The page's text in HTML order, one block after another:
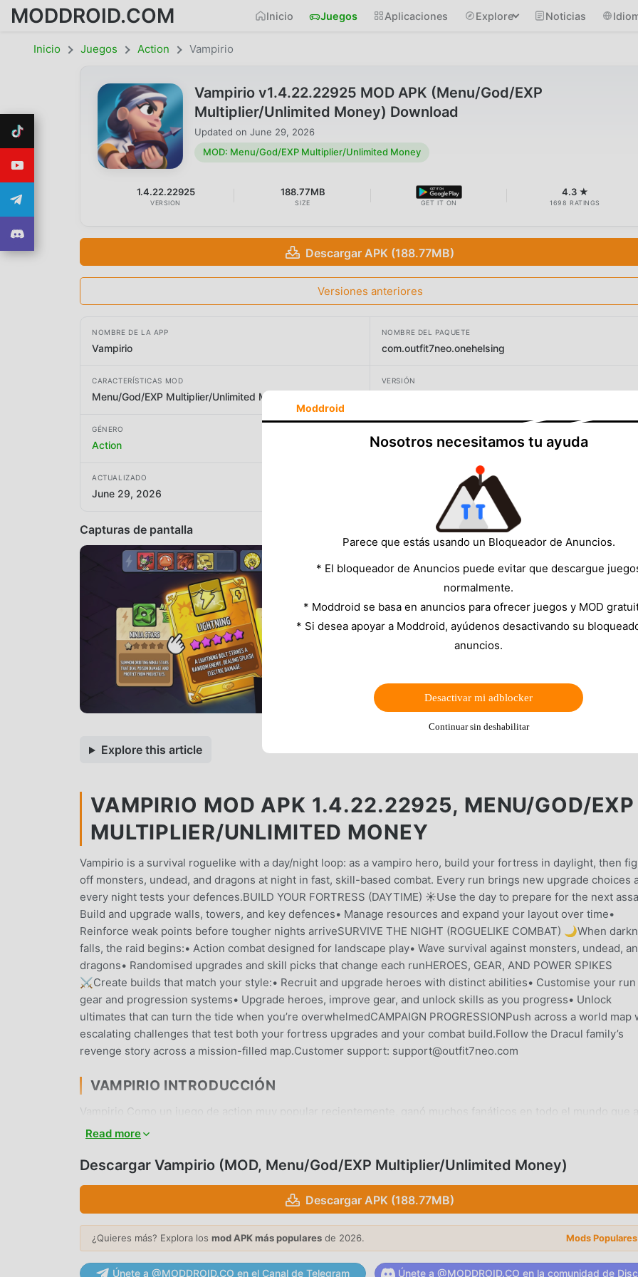
MODDROID.COM Inicio Juegos Aplicaciones Explore Noticias
Inicio Juegos Action Vampirio
Vampirio v1.4.22.22925 MOD APK (Menu/God/EXP
Multiplier/Unlimited Money) Download
Updated on June 29, 2026
MOD: Menu/God/EXP Multiplier/Unlimited Money
1.4.22.22925
VERSION
188.77MB
SIZE GET IT ON
4.3 ★
1698 RATINGS
Descargar APK (188.77MB)
Versiones anteriores
NOMBRE DE LA APP
Vampirio
NOMBRE DEL PAQUETE
com.outfit7neo.onehelsing
CARACTERÍSTICAS MOD
Menu/God/EXP Multiplier/Unlimited Money
VERSIÓN
GÉNERO
Action Outfit7 Neo Limited
ACTUALIZADO
June 29, 2026
Capturas de pantalla
Explore this article
VAMPIRIO MOD APK 1.4.22.22925, MENU/GOD/EXP
MULTIPLIER/UNLIMITED MONEY
Vampirio is a survival roguelike with a day/night loop: as a vampiro hero, build your fortress in daylight, then
off monsters, undead, and dragons at night in fast, skill-based combat. Every run brings new upgrade choices
every night tests your defences.BUILD YOUR FORTRESS (DAYTIME) ☀️Use the day to prepare for the next
Build and upgrade walls, towers, and key defences• Manage resources and expand your layout over time•
Reinforce weak points before tougher nights arriveSURVIVE THE NIGHT (ROGUELIKE COMBAT) 🌙When
falls, the raid begins:• Action combat designed for landscape play• Wave survival against monsters, undead,
dragons• Randomised upgrades and skill picks that change each runHEROES, GEAR, AND POWER SPIKES
⚔️Create builds that match your style:• Recruit and upgrade heroes with distinct abilities• Customise your
gear and progression systems• Upgrade heroes, improve gear, and unlock skills as you progress• Unlock
ultimates that can turn the tide when you’re overwhelmedCAMPAIGN PROGRESSIONPush across a world map
escalating challenges that test both your fortress upgrades and your combat build.Follow the Dracul family’s
revenge story across a mission-filled map.Customer support: support@outfit7neo.com
VAMPIRIO INTRODUCCIÓN
Vampirio Como un juego de action muy popular recientemente, ganó muchos fanáticos en todo el mundo que
los juegos de action . Si desea descargar este juego, como el sitio de descarga de juegos gratuitos mod apk
deVampirio1.4.22.22925gratis, sino que también proporciona Menu/God/EXP Multiplier/Unlimited Money mod
alegría que trae el juego en sí. moddroid promete que cualquier mod de Vampirio no cobrará a los jugadores
ninguna tarifa, y es 100% seguro, disponible y de instalación gratuita. Simplemente descargue el cliente
puede descargar e instalar Vampirio 1.4.22.22925 con un solo clic. ¡Qué estás esperando, descarga moddroid y
juega!
Read more
Descargar Vampirio (MOD, Menu/God/EXP Multiplier/Unlimited Money)
Descargar APK (188.77MB)
¿Quieres más? Explora los mod APK más populares de 2026. Mods
Únete a @MODDROID.CO en el Canal de Telegram Únete a @MODDROID.CO en la comunidad de
Moddroid
Nosotros necesitamos tu ayuda
Parece que estás usando un Bloqueador de Anuncios.
* El bloqueador de Anuncios puede evitar que descargue
normalmente.
* Moddroid se basa en anuncios para ofrecer juegos y MOD
* Si desea apoyar a Moddroid, ayúdenos desactivando su
anuncios.
Desactivar mi adblocker
Continuar sin deshabilitar